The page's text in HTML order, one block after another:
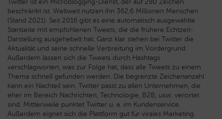
Twitter ist ein Microblogging-Dienst, der auf 280 Zeichen
beschränkt ist. Weltweit nutzen ihn 362,6 Millionen Menschen
(Stand 2021). Seit 2016 gibt es eine automatisch ausgewählte
Startseite mit empfohlenen Tweets, die die frühere Echtzeit-
Darstellung ausgehebelt hat. Ganz klar stehen bei Twitter die
Aktualität und seine schnelle Verbreitung im Vordergrund.
Außerdem lassen sich die Tweets durch Hashtags
verschlagworten, was zur Folge hat, dass alle Tweets zu einem
Thema schnell gefunden werden. Die begrenzte Zeichenanzahl
kann ein Nachteil sein. Twitter passt zu allen Unternehmen, die
eher im Bereich Nachrichten, Technologie, B2B, usw. verortet
sind. Mittlerweile punktet Twitter u. a. im Kundenservice.
Außerdem eignet sich die Plattform gut für virales Marketing.